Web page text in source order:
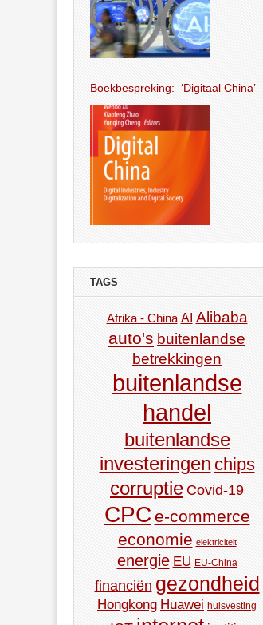
Boekbespreking: ‘Digitaal China’
TAGS
Afrika - China AI Alibaba
auto's buitenlandse
betrekkingen
buitenlandse
handel
buitenlandse
investeringen chips
corruptie Covid-19
CPC e-commerce
economie elektriciteit
energie EU EU-China
financiën gezondheid
Hongkong Huawei huisvesting